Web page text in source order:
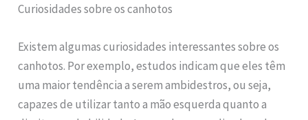
Curiosidades sobre os canhotos
Existem algumas curiosidades interessantes sobre os
canhotos. Por exemplo, estudos indicam que eles têm
uma maior tendência a serem ambidestros, ou seja,
capazes de utilizar tanto a mão esquerda quanto a